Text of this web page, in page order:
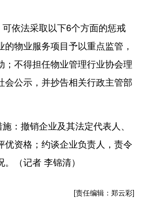
依法采取以下6个方面的惩戒
物业服务项目予以重点监管，
不得担任物业管理行业协会理
公示，并抄告相关行政主管部
撤销企业及其法定代表人、
资格；约谈企业负责人，责令
（记者 李锦清）
[责任编辑：郑云彩]